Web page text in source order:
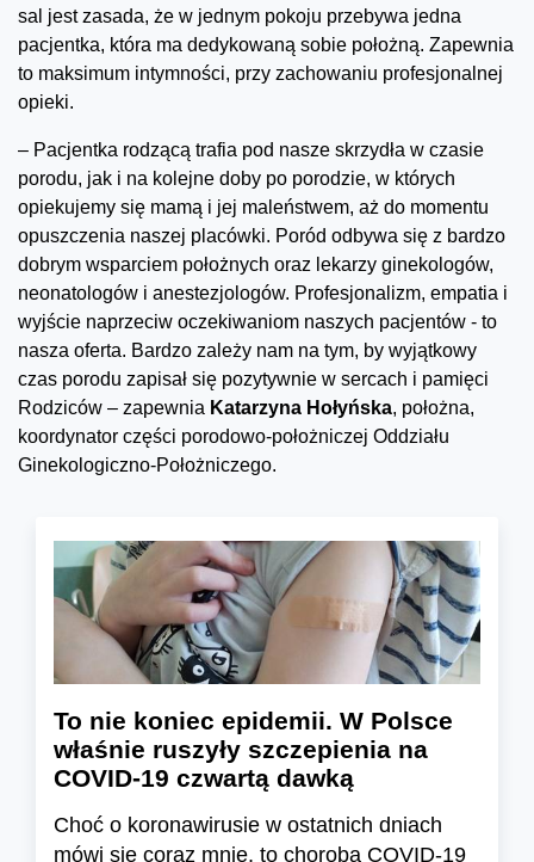
sal jest zasada, że w jednym pokoju przebywa jedna
pacjentka, która ma dedykowaną sobie położną. Zapewnia
to maksimum intymności, przy zachowaniu profesjonalnej
opieki.
– Pacjentka rodzącą trafia pod nasze skrzydła w czasie
porodu, jak i na kolejne doby po porodzie, w których
opiekujemy się mamą i jej maleństwem, aż do momentu
opuszczenia naszej placówki. Poród odbywa się z bardzo
dobrym wsparciem położnych oraz lekarzy ginekologów,
neonatologów i anestezjologów. Profesjonalizm, empatia i
wyjście naprzeciw oczekiwaniom naszych pacjentów - to
nasza oferta. Bardzo zależy nam na tym, by wyjątkowy
czas porodu zapisał się pozytywnie w sercach i pamięci
Rodziców – zapewnia Katarzyna Hołyńska, położna,
koordynator części porodowo-położniczej Oddziału
Ginekologiczno-Położniczego.
To nie koniec epidemii. W Polsce
właśnie ruszyły szczepienia na
COVID-19 czwartą dawką
Choć o koronawirusie w ostatnich dniach
mówi się coraz mnie, to choroba COVID-19